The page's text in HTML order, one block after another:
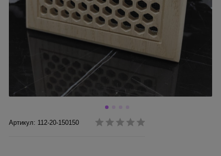
Артикул: 112-20-150150